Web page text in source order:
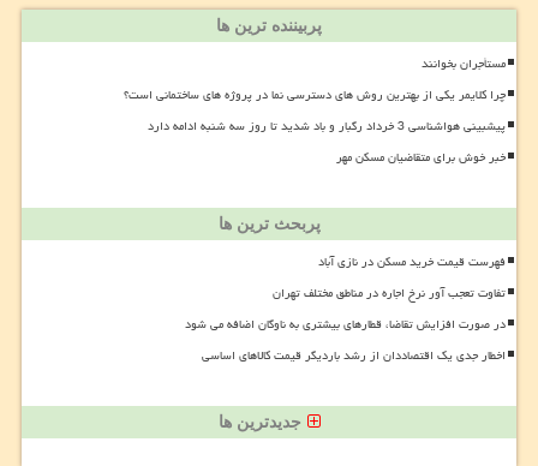
پربیننده ترین ها
مستأجران بخوانند
چرا کلایمر یکی از بهترین روش های دسترسی نما در پروژه های ساختمانی است؟
پیشبینی هواشناسی 3 خرداد رگبار و باد شدید تا روز سه شنبه ادامه دارد
خبر خوش برای متقاضیان مسکن مهر
پربحث ترین ها
فهرست قیمت خرید مسکن در نازی آباد
تفاوت تعجب آور نرخ اجاره در مناطق مختلف تهران
در صورت افزایش تقاضا، قطارهای بیشتری به ناوگان اضافه می شود
اخطار جدی یک اقتصاددان از رشد باردیگر قیمت کالاهای اساسی
جدیدترین ها